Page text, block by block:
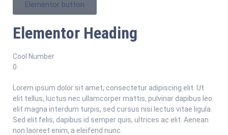
Elementor button
Elementor Heading
Cool Number
0
Lorem ipsum dolor sit amet, consectetur adipiscing elit. Ut
elit tellus, luctus nec ullamcorper mattis, pulvinar dapibus leo.
elit magna interdum turpis, sed cursus nisi lectus vitae ligula.
Sed elit felis, dapibus id semper quis, ultrices ac elit. Aenean
non laoreet enim, a eleifend nunc.